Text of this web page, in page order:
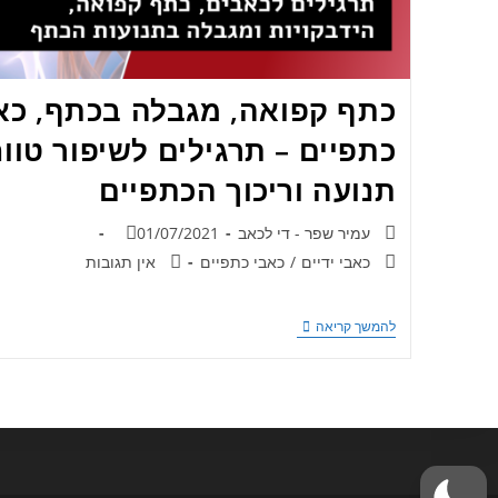
כתף קפואה, מגבלה בכתף,
כתפיים – תרגילים לשיפור
תנועה וריכוך הכתפיים
עמיר שפר - די לכאב
01/07/2021
כאבי ידיים / כאבי כתפיים אין תגובות
להמשך קריאה